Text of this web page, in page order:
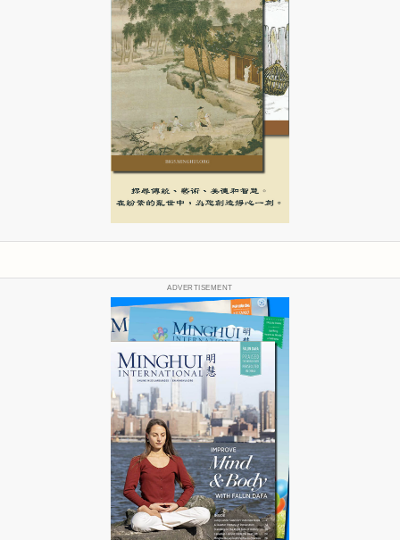
ADVERTISEMENT